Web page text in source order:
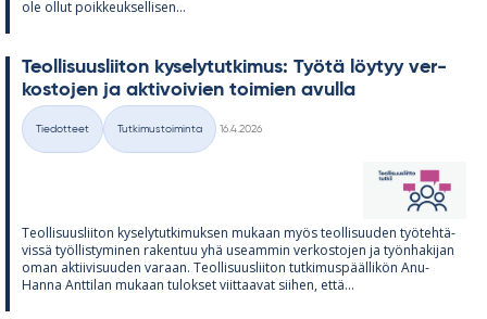
ole ol­lut poik­keuk­sel­li­sen...
Teol­li­suus­lii­ton ky­se­ly­tut­ki­mus: Työtä löy­tyy ver­
kos­to­jen ja ak­ti­voi­vien toi­mien avulla
Kategoriat
Tiedotteet Tutkimustoiminta
16.4.2026
Teol­li­suus­lii­ton ky­se­ly­tut­ki­muk­sen mu­kaan myös teol­li­suu­den työ­teh­tä­
vissä työl­lis­ty­mi­nen ra­ken­tuu yhä useam­min ver­kos­to­jen ja työn­ha­ki­jan
oman ak­tii­vi­suu­den va­raan. Teol­li­suus­lii­ton tut­ki­mus­pääl­li­kön Anu-
Hanna Ant­ti­lan mu­kaan tu­lok­set viit­taa­vat sii­hen, että...